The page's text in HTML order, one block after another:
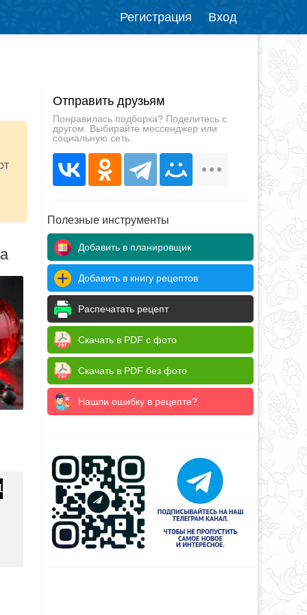
Регистрация Вход
Отправить друзьям
Понравилась подборка? Поделитесь с
другом. Выбирайте мессенджер или
социальную сеть.
Полезные инструменты
Добавить в планировщик
Добавить в книгу рецептов
Распечатать рецепт
Скачать в PDF с фото
Скачать в PDF без фото
Нашли ошибку в рецепте?